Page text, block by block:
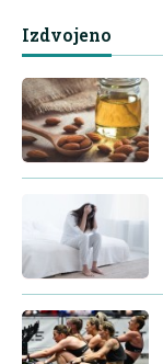
Izdvojeno